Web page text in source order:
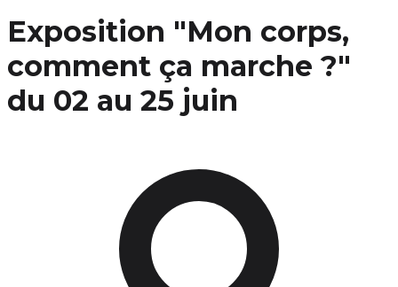
Exposition "Mon corps,
comment ça marche ?"
du 02 au 25 juin